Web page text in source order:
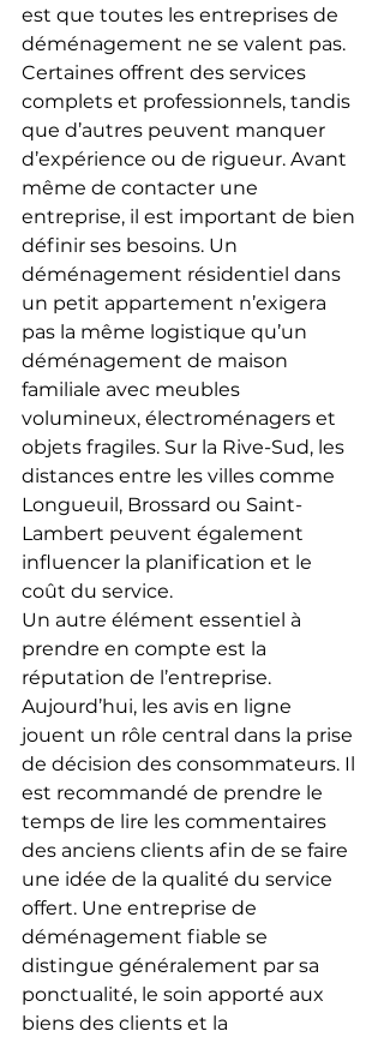
est que toutes les entreprises de
déménagement ne se valent pas.
Certaines offrent des services
complets et professionnels, tandis
que d’autres peuvent manquer
d’expérience ou de rigueur. Avant
même de contacter une
entreprise, il est important de bien
définir ses besoins. Un
déménagement résidentiel dans
un petit appartement n’exigera
pas la même logistique qu’un
déménagement de maison
familiale avec meubles
volumineux, électroménagers et
objets fragiles. Sur la Rive-Sud, les
distances entre les villes comme
Longueuil, Brossard ou Saint-
Lambert peuvent également
influencer la planification et le
coût du service.
Un autre élément essentiel à
prendre en compte est la
réputation de l’entreprise.
Aujourd’hui, les avis en ligne
jouent un rôle central dans la prise
de décision des consommateurs. Il
est recommandé de prendre le
temps de lire les commentaires
des anciens clients afin de se faire
une idée de la qualité du service
offert. Une entreprise de
déménagement fiable se
distingue généralement par sa
ponctualité, le soin apporté aux
biens des clients et la